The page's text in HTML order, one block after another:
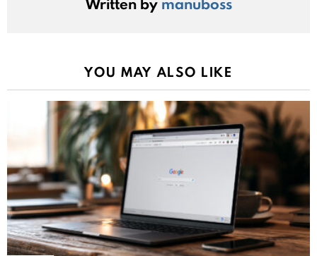
YOU MAY ALSO LIKE